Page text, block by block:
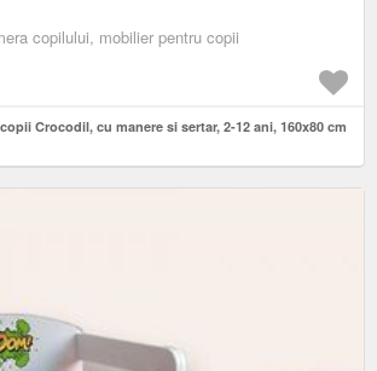
copilului, mobilier pentru copii
Crocodil, cu manere si sertar, 2-12 ani, 160x80 cm